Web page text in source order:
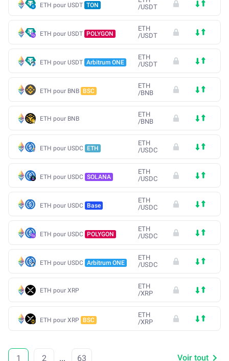
ETH pour USDT TON
/USDT
ETH pour USDT POLYGON
ETH
/USDT
ETH pour USDT Arbitrum ONE
ETH
/USDT
ETH pour BNB BSC
ETH
/BNB
ETH pour BNB
ETH
/BNB
ETH pour USDC ETH
ETH
/USDC
ETH pour USDC SOLANA
ETH
/USDC
ETH pour USDC Base
ETH
/USDC
ETH pour USDC POLYGON
ETH
/USDC
ETH pour USDC Arbitrum ONE
ETH
/USDC
ETH pour XRP
ETH
/XRP
ETH pour XRP BSC
ETH
/XRP
1 2 ... 63 Voir tout